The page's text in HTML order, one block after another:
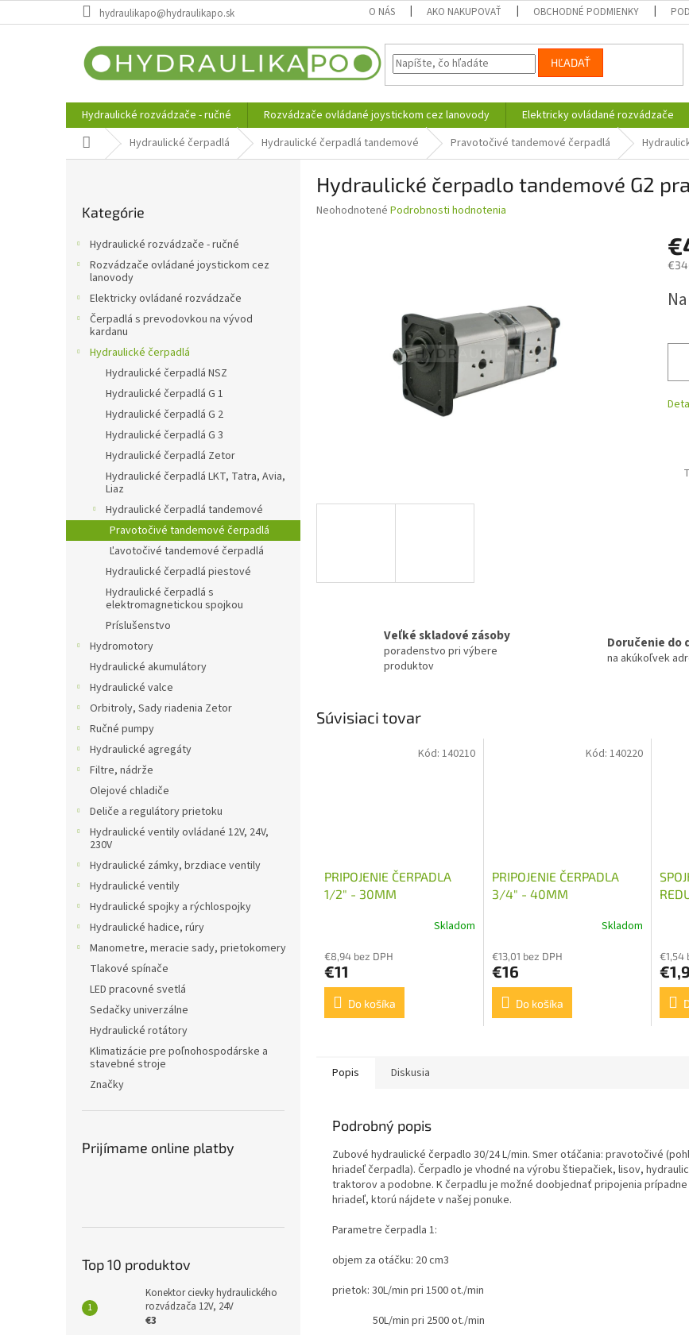
na
hydraulikapo@hydraulikapo.sk O NÁS AKO NAKUPOVAŤ OBCHODNÉ PODMIENKY
HĽADAŤ
Hydraulické rozvádzače - ručné Rozvádzače ovládané joystickom cez lanovody Elektricky ovládané rozvádzače
DomovHydraulické čerpadlá Hydraulické čerpadlá tandemové Pravotočivé tandemové čerpadlá
kategórie
Kategórie
Hydraulické rozvádzače - ručné
Rozvádzače ovládané joystickom cez
lanovody
Elektricky ovládané rozvádzače
Čerpadlá s prevodovkou na vývod
kardanu
Hydraulické čerpadlá
Hydraulické čerpadlá NSZ
Hydraulické čerpadlá G 1
Hydraulické čerpadlá G 2
Hydraulické čerpadlá G 3
Hydraulické čerpadlá Zetor
Hydraulické čerpadlá LKT, Tatra, Avia,
Liaz
Hydraulické čerpadlá tandemové
Pravotočivé tandemové čerpadlá
Ľavotočivé tandemové čerpadlá
Hydraulické čerpadlá piestové
Hydraulické čerpadlá s
elektromagnetickou spojkou
Príslušenstvo
Hydromotory
Hydraulické akumulátory
Hydraulické valce
Orbitroly, Sady riadenia Zetor
Ručné pumpy
Hydraulické agregáty
Filtre, nádrže
Olejové chladiče
Deliče a regulátory prietoku
Hydraulické ventily ovládané 12V, 24V,
230V
Hydraulické zámky, brzdiace ventily
Hydraulické ventily
Hydraulické spojky a rýchlospojky
Hydraulické hadice, rúry
Manometre, meracie sady, prietokomery
Tlakové spínače
LED pracovné svetlá
Sedačky univerzálne
Hydraulické rotátory
Klimatizácie pre poľnohospodárske a
stavebné stroje
Značky
Prijímame online platby
Top 10 produktov
Konektor cievky hydraulického
rozvádzača 12V, 24V
€3
Hydraulické čerpadlo tandemové G2
Priemerné
Neohodnotené Podrobnosti hodnotenia
Veľké skladové zásoby
poradenstvo pri výbere
produktov
Doručenie do
na akúkoľvek
Súvisiaci tovar
PRIPOJENIE ČERPADLA
1/2" - 30MM
Skladom
€8,94 bez DPH
€11
Do košíka
Kód: 140210
PRIPOJENIE ČERPADLA
3/4" - 40MM
Skladom
€13,01 bez DPH
€16
Do košíka
Kód: 140220
€1,54
Popis Diskusia
Podrobný popis
Zubové hydraulické čerpadlo 30/24 L/min. Smer otáčania: pravotočivé (
hriadeľ čerpadla). Čerpadlo je vhodné na výrobu štiepačiek, lisov,
traktorov a podobne. K čerpadlu je možné doobjednať pripojenia
hriadeľ, ktorú nájdete v našej ponuke.
Parametre čerpadla 1:
objem za otáčku: 20 cm3
prietok: 30L/min pri 1500 ot./min
50L/min pri 2500 ot./min